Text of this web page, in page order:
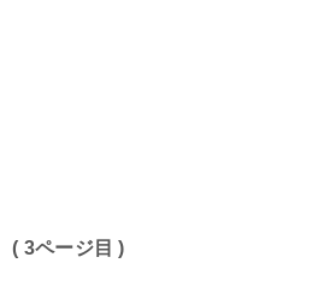
( 3ページ目 )